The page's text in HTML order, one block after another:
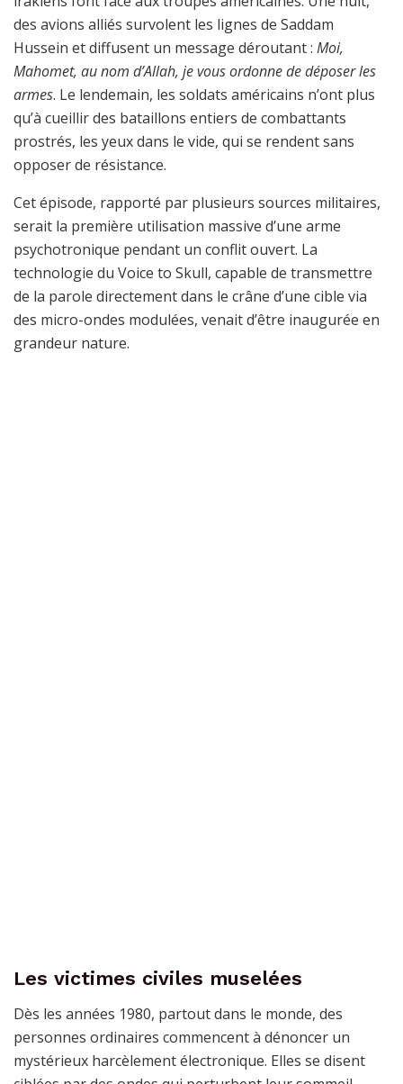
des avions alliés survolent les lignes de Saddam
Hussein et diffusent un message déroutant : Moi,
Mahomet, au nom d’Allah, je vous ordonne de déposer les
armes. Le lendemain, les soldats américains n’ont plus
qu’à cueillir des bataillons entiers de combattants
prostrés, les yeux dans le vide, qui se rendent sans
opposer de résistance.
Cet épisode, rapporté par plusieurs sources militaires,
serait la première utilisation massive d’une arme
psychotronique pendant un conflit ouvert. La
technologie du Voice to Skull, capable de transmettre
de la parole directement dans le crâne d’une cible via
des micro-ondes modulées, venait d’être inaugurée en
grandeur nature.
Les victimes civiles muselées
Dès les années 1980, partout dans le monde, des
personnes ordinaires commencent à dénoncer un
mystérieux harcèlement électronique. Elles se disent